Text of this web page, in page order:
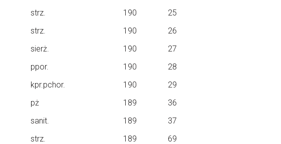
strz. 190
25
strz. 190
26
sierż. 190
27
ppor. 190
28
kpr.pchor. 190
29
pż 189
36
sanit. 189
37
strz. 189
69